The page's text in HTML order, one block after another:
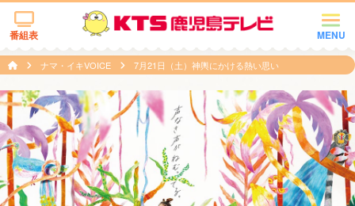
MENU
番組表
ナマ・イキVOICE 7月21日（土）神輿にかける熱い思い